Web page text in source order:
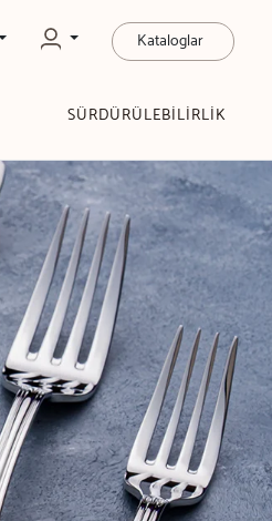
Kataloglar
SÜRDÜRÜLEBİLİRLİK